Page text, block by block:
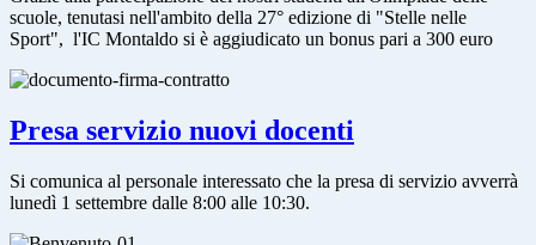
scuole, tenutasi nell'ambito della 27° edizione di "Stelle nelle
Sport", l'IC Montaldo si è aggiudicato un bonus pari a 300 euro
Presa servizio nuovi docenti
Si comunica al personale interessato che la presa di servizio avverrà
lunedì 1 settembre dalle 8:00 alle 10:30.